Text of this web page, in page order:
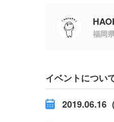
福岡
イベントについ
2019.06.16（